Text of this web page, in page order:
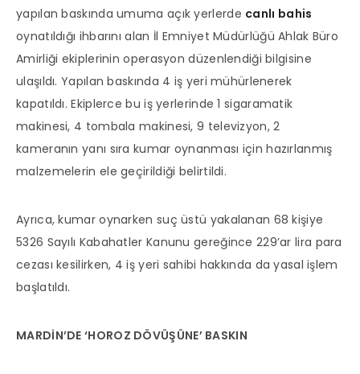
yapılan baskında umuma açık yerlerde canlı bahis
oynatıldığı ihbarını alan İl Emniyet Müdürlüğü Ahlak Büro
Amirliği ekiplerinin operasyon düzenlendiği bilgisine
ulaşıldı. Yapılan baskında 4 iş yeri mühürlenerek
kapatıldı. Ekiplerce bu iş yerlerinde 1 sigaramatik
makinesi, 4 tombala makinesi, 9 televizyon, 2
kameranın yanı sıra kumar oynanması için hazırlanmış
malzemelerin ele geçirildiği belirtildi.
Ayrıca, kumar oynarken suç üstü yakalanan 68 kişiye
5326 Sayılı Kabahatler Kanunu gereğince 229’ar lira para
cezası kesilirken, 4 iş yeri sahibi hakkında da yasal işlem
başlatıldı.
MARDİN’DE ‘HOROZ DÖVÜŞÜNE’ BASKIN